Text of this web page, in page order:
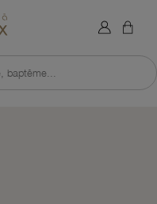
Retour à l'accueil du site
baptême...
×